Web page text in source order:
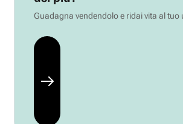
Guadagna vendendolo e ridai vita al tuo